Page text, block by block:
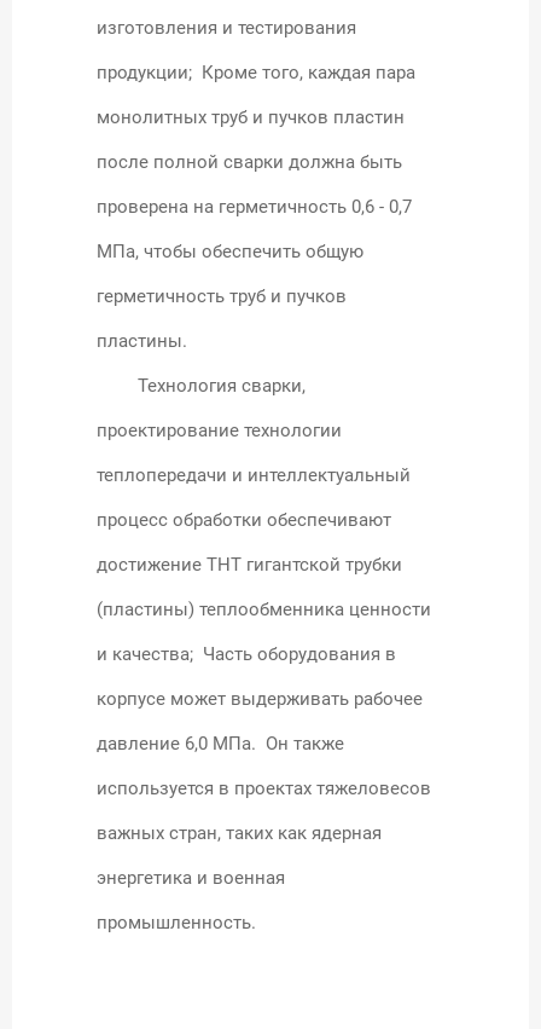
изготовления и тестирования
продукции; Кроме того, каждая пара
монолитных труб и пучков пластин
после полной сварки должна быть
проверена на герметичность 0,6 - 0,7
МПа, чтобы обеспечить общую
герметичность труб и пучков
пластины.
Технология сварки,
проектирование технологии
теплопередачи и интеллектуальный
процесс обработки обеспечивают
достижение THT гигантской трубки
(пластины) теплообменника ценности
и качества; Часть оборудования в
корпусе может выдерживать рабочее
давление 6,0 МПа. Он также
используется в проектах тяжеловесов
важных стран, таких как ядерная
энергетика и военная
промышленность.